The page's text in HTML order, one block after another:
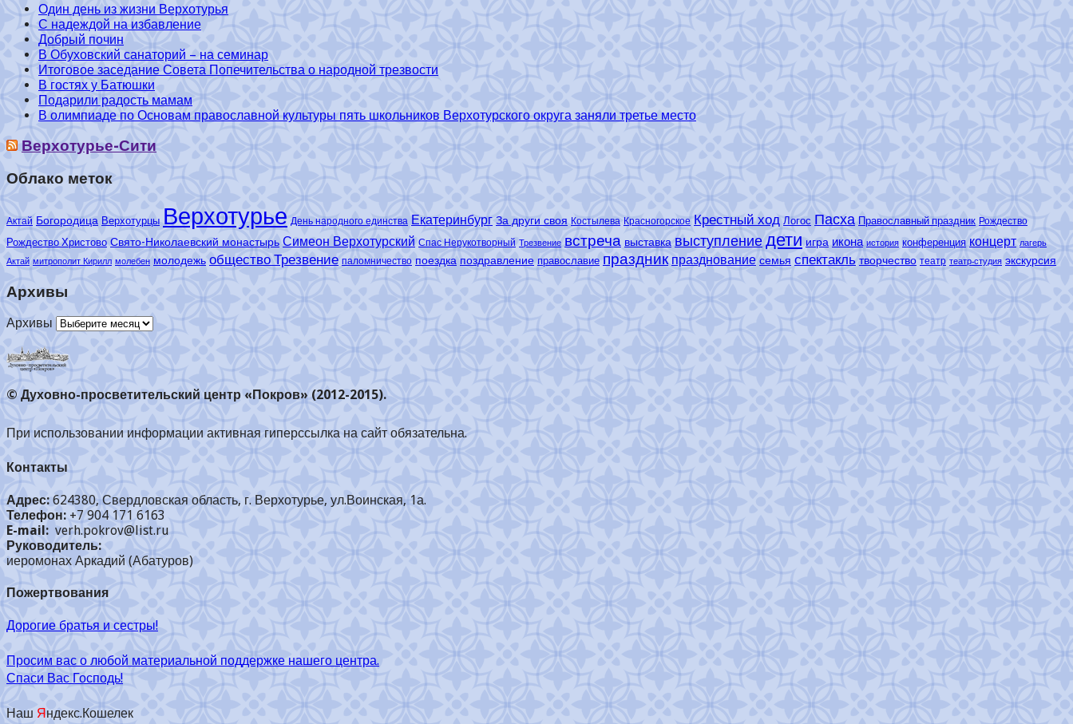
Один день из жизни Верхотурья
С надеждой на избавление
Добрый почин
В Обуховский санаторий – на семинар
Итоговое заседание Совета Попечительства о народной трезвости
В гостях у Батюшки
Подарили радость мамам
В олимпиаде по Основам православной культуры пять школьников Верхотурского округа заняли третье место
Верхотурье-Сити
Облако меток
Актай Богородица Верхотурцы Верхотурье День народного единства Екатеринбург За други своя Костылева Красногорское Крестный ход Логос Пасха Православный праздник Рождество
Рождество Христово Свято-Николаевский монастырь Симеон Верхотурский Спас Нерукотворный Трезвение встреча выставка выступлениедети игра икона история конференция концерт лагерь
Актай митрополит Кирилл молебен молодежь общество Трезвение паломничество поездка поздравление православие праздник празднование семья спектакль творчество театр театр-студия экскурсия
Архивы
Архивы
© Духовно-просветительский центр «Покров» (2012-2015).
При использовании информации активная гиперссылка на сайт обязательна.
Контакты
Адрес: 624380, Свердловская область, г. Верхотурье, ул.Воинская, 1а.
Телефон: +7 904 171 6163
E-mail: verh.pokrov@list.ru
Руководитель:
иеромонах Аркадий (Абатуров)
Пожертвования
Дорогие братья и сестры!
Просим вас о любой материальной поддержке нашего центра.
Спаси Вас Господь!
Наш Яндекс.Кошелек